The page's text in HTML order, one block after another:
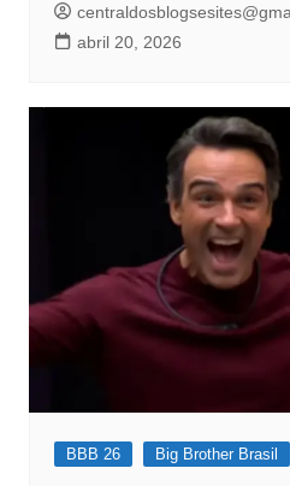
abril 20, 2026
BBB 26 Big Brother Brasil